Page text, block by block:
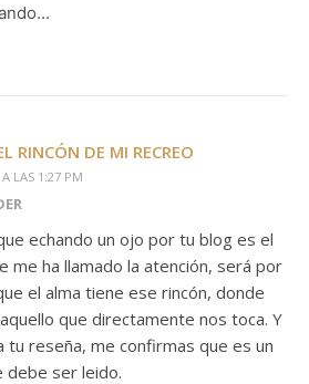
RINCÓN DE MI RECREO
LAS 1:27 PM
echando un ojo por tu blog es el
me ha llamado la atención, será por
el alma tiene ese rincón, donde
que directamente nos toca. Y
tu reseña, me confirmas que es un
debe ser leido.